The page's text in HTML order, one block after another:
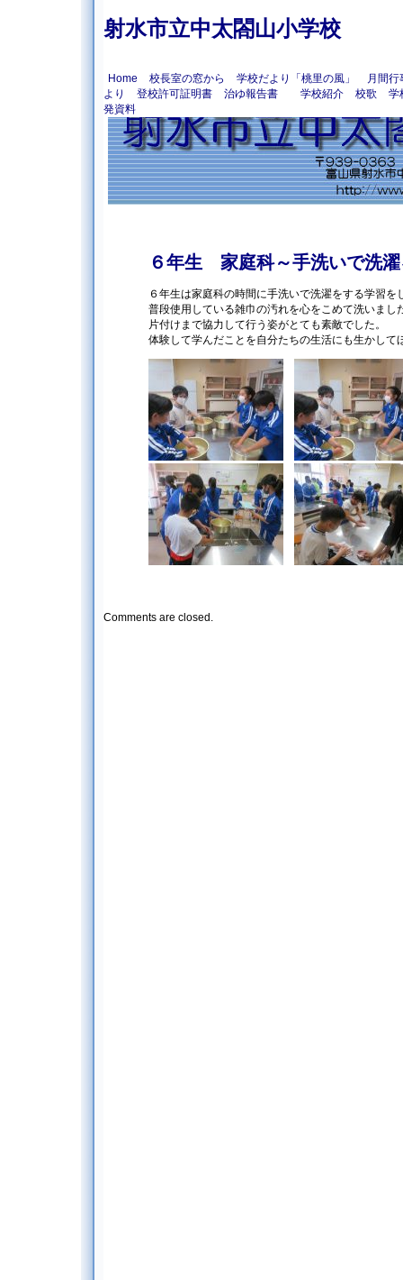
射水市立中太閤山小学校
Home 校長室の窓から 学校だより「桃里の風」
月間行
より
登校許可証明書 治ゆ報告書 学校紹介 校歌
学
発資料
６年生 家庭科～手洗いで洗
６年生は家庭科の時間に手洗いで洗濯をする学習を
普段使用している雑巾の汚れを心をこめて洗いまし
片付けまで協力して行う姿がとても素敵でした。
体験して学んだことを自分たちの生活にも生かして
Comments are closed.